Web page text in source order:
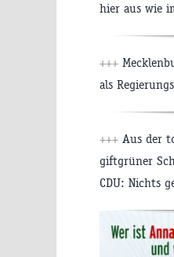
hier aus wie
+++
als
+++ Aus der
giftgrüner
CDU: Nichts